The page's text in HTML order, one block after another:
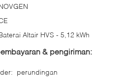
Altair HVS - 5,12 kWh
& pengiriman:
perundingan